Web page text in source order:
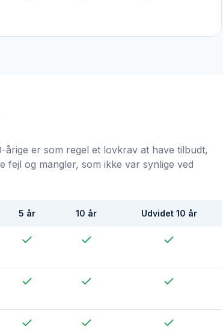
er som regel et lovkrav at have tilbudt,
og mangler, som ikke var synlige ved
5 år 10 år Udvidet 10 år